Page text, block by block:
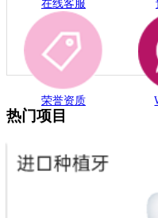
在线客服
荣誉资质
热门项目